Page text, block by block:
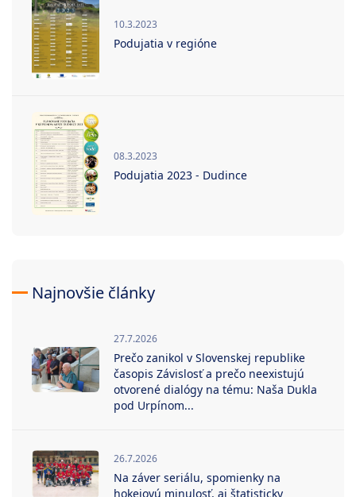
10.3.2023
Podujatia v regióne
08.3.2023
Podujatia 2023 - Dudince
Najnovšie články
27.7.2026
Prečo zanikol v Slovenskej republike
časopis Závislosť a prečo neexistujú
otvorené dialógy na tému: Naša Dukla
pod Urpínom...
26.7.2026
Na záver seriálu, spomienky na
hokejovú minulosť, aj štatisticky